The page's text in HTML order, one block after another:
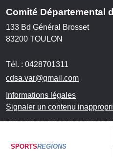
Comité Départemental
133 Bd Général Brosset
83200 TOULON
Tél. : 0428701311
cdsa.var@gmail.com
Informations légales
Signaler un contenu
SPORTSREGIONS